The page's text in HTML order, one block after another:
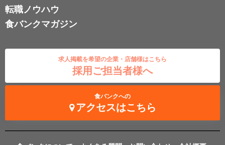
転職ノウハウ
食バンクマガジン
求人掲載を希望の企業・店舗様はこちら
採用ご担当者様へ
食バンクへの
アクセスはこちら